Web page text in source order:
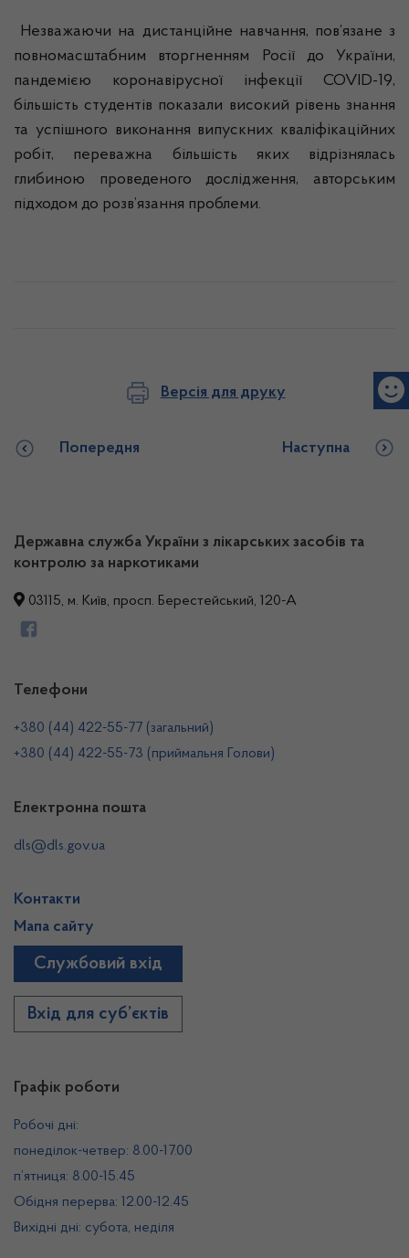
Незважаючи на дистанційне навчання, пов’язане з
повномасштабним вторгненням Росії до України,
пандемією коронавірусної інфекції COVID-19,
більшість студентів показали високий рівень знання
та успішного виконання випускних кваліфікаційних
робіт, переважна більшість яких відрізнялась
глибиною проведеного дослідження, авторським
підходом до розв’язання проблеми.
Версія для друку
Попередня Наступна
Державна служба України з лікарських засобів та
контролю за наркотиками
03115, м. Київ, просп. Берестейський, 120-А
Графік роботи
Робочі дні:
понеділок-четвер: 8.00-17.00
п’ятниця: 8.00-15.45
Обідня перерва: 12.00-12.45
Вихідні дні: субота, неділя
Телефони
+380 (44) 422-55-77 (загальний)
+380 (44) 422-55-73 (приймальня Голови)
Електронна пошта
dls@dls.gov.ua
Контакти
Мапа сайту
Службовий вхід
Вхід для суб’єктів